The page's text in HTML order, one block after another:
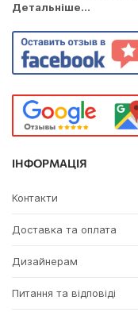
Детальніше...
ІНФОРМАЦІЯ
Контакти
Доставка та оплата
Дизайнерам
Питання та відповіді